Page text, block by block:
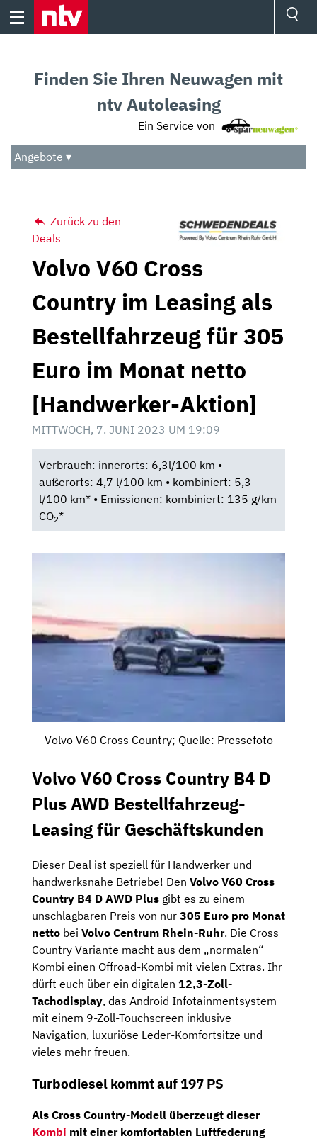
Skip
Audio
Das Beste
Finden Sie Ihren Neuwagen mit
ntv Autoleasing
Ein Service von
Angebote ▾
Zurück zu den
Deals
Volvo V60 Cross
Country im Leasing als
Bestellfahrzeug für 305
Euro im Monat netto
[Handwerker-Aktion]
MITTWOCH, 7. JUNI 2023 UM 19:09
Verbrauch: innerorts: 6,3l/100 km •
außerorts: 4,7 l/100 km • kombiniert: 5,3
l/100 km* • Emissionen: kombiniert: 135 g/km
CO2*
Volvo V60 Cross Country; Quelle: Pressefoto
Volvo V60 Cross Country B4 D
Plus AWD Bestellfahrzeug-
Leasing für Geschäftskunden
Dieser Deal ist speziell für Handwerker und
handwerksnahe Betriebe! Den Volvo V60 Cross
Country B4 D AWD Plus gibt es zu einem
unschlagbaren Preis von nur 305 Euro pro Monat
netto bei Volvo Centrum Rhein-Ruhr. Die Cross
Country Variante macht aus dem „normalen“
Kombi einen Offroad-Kombi mit vielen Extras. Ihr
dürft euch über ein digitalen 12,3-Zoll-
Tachodisplay, das Android Infotainmentsystem
mit einem 9-Zoll-Touchscreen inklusive
Navigation, luxuriöse Leder-Komfortsitze und
vieles mehr freuen.
Turbodiesel kommt auf 197 PS
Als Cross Country-Modell überzeugt dieser
Kombi mit einer komfortablen Luftfederung